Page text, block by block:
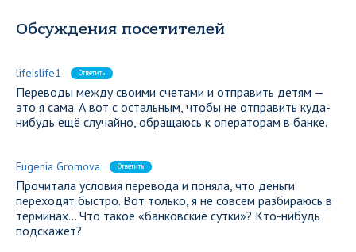
Обсуждения посетителей
lifeislife1 Ответить
Переводы между своими счетами и отправить детям —
это я сама. А вот с остальным, чтобы не отправить куда-
нибудь ещё случайно, обращаюсь к операторам в банке.
Eugenia Gromova Ответить
Прочитала условия перевода и поняла, что деньги
переходят быстро. Вот только, я не совсем разбираюсь в
терминах… Что такое «банковские сутки»? Кто-нибудь
подскажет?